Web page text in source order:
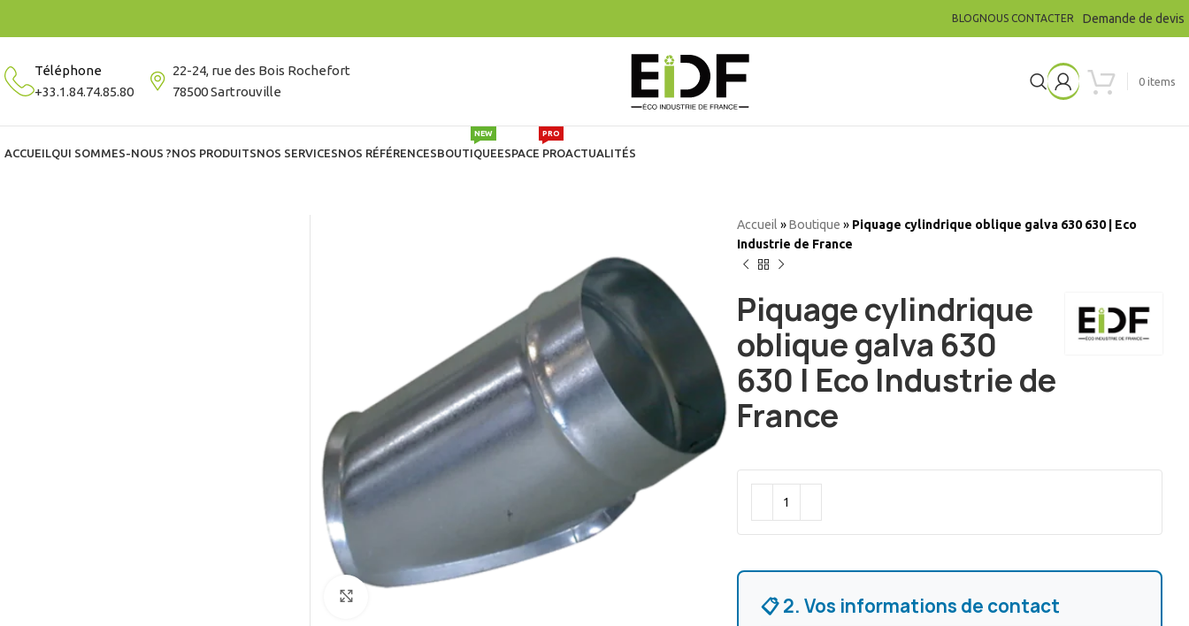
BLOGNOUS CONTACTER Demande de devis
Téléphone
+33.1.84.74.85.80
22-24, rue des Bois Rochefort
78500 Sartrouville
0 items
ACCUEIL QUI SOMMES-NOUS ?NOS PRODUITSNOS SERVICESNOS RÉFÉRENCESBOUTIQUE
NEW
ESPACE PRO
PRO
ACTUALITÉS
Accueil »Boutique » Piquage cylindrique oblique galva 630 630 | Eco
Industrie de France
Piquage cylindrique
oblique galva 630
630 | Eco Industrie de
France
📋 2. Vos informations de contact